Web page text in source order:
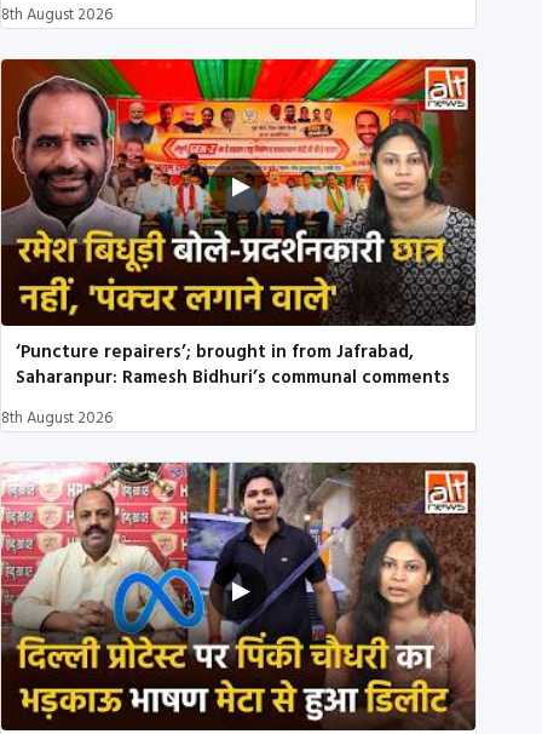
8th August 2026
‘Puncture repairers’; brought in from Jafrabad,
Saharanpur: Ramesh Bidhuri’s communal comments
8th August 2026